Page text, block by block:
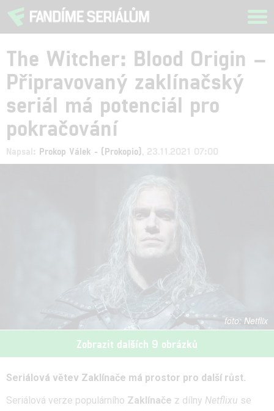
The Witcher: Blood Origin –
Připravovaný zaklínačský
seriál má potenciál pro
pokračování
Napsal: Prokop Válek - (Prokopio) , 23.11.2021 07:00
Netflix
Zobrazit dalších 9 obrázků
Seriálová větev Zaklínače má prostor pro další růst.
Seriálová verze populárního Zaklínače z dílny Netflixu se